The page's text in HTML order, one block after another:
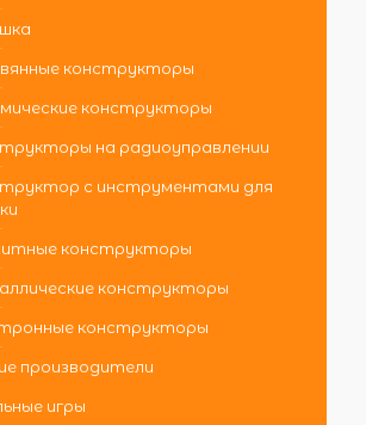
конструкторы
конструкторы
на радиоуправлении
с инструментами для
конструкторы
конструкторы
конструкторы
производители
игры